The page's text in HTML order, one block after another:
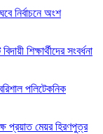
নির্বাচনে অংশ
শিক্ষার্থীদের সংবর্ধনা
পলিটেকনিক
প্র‍য়াত মেয়র হিরণপুত্র